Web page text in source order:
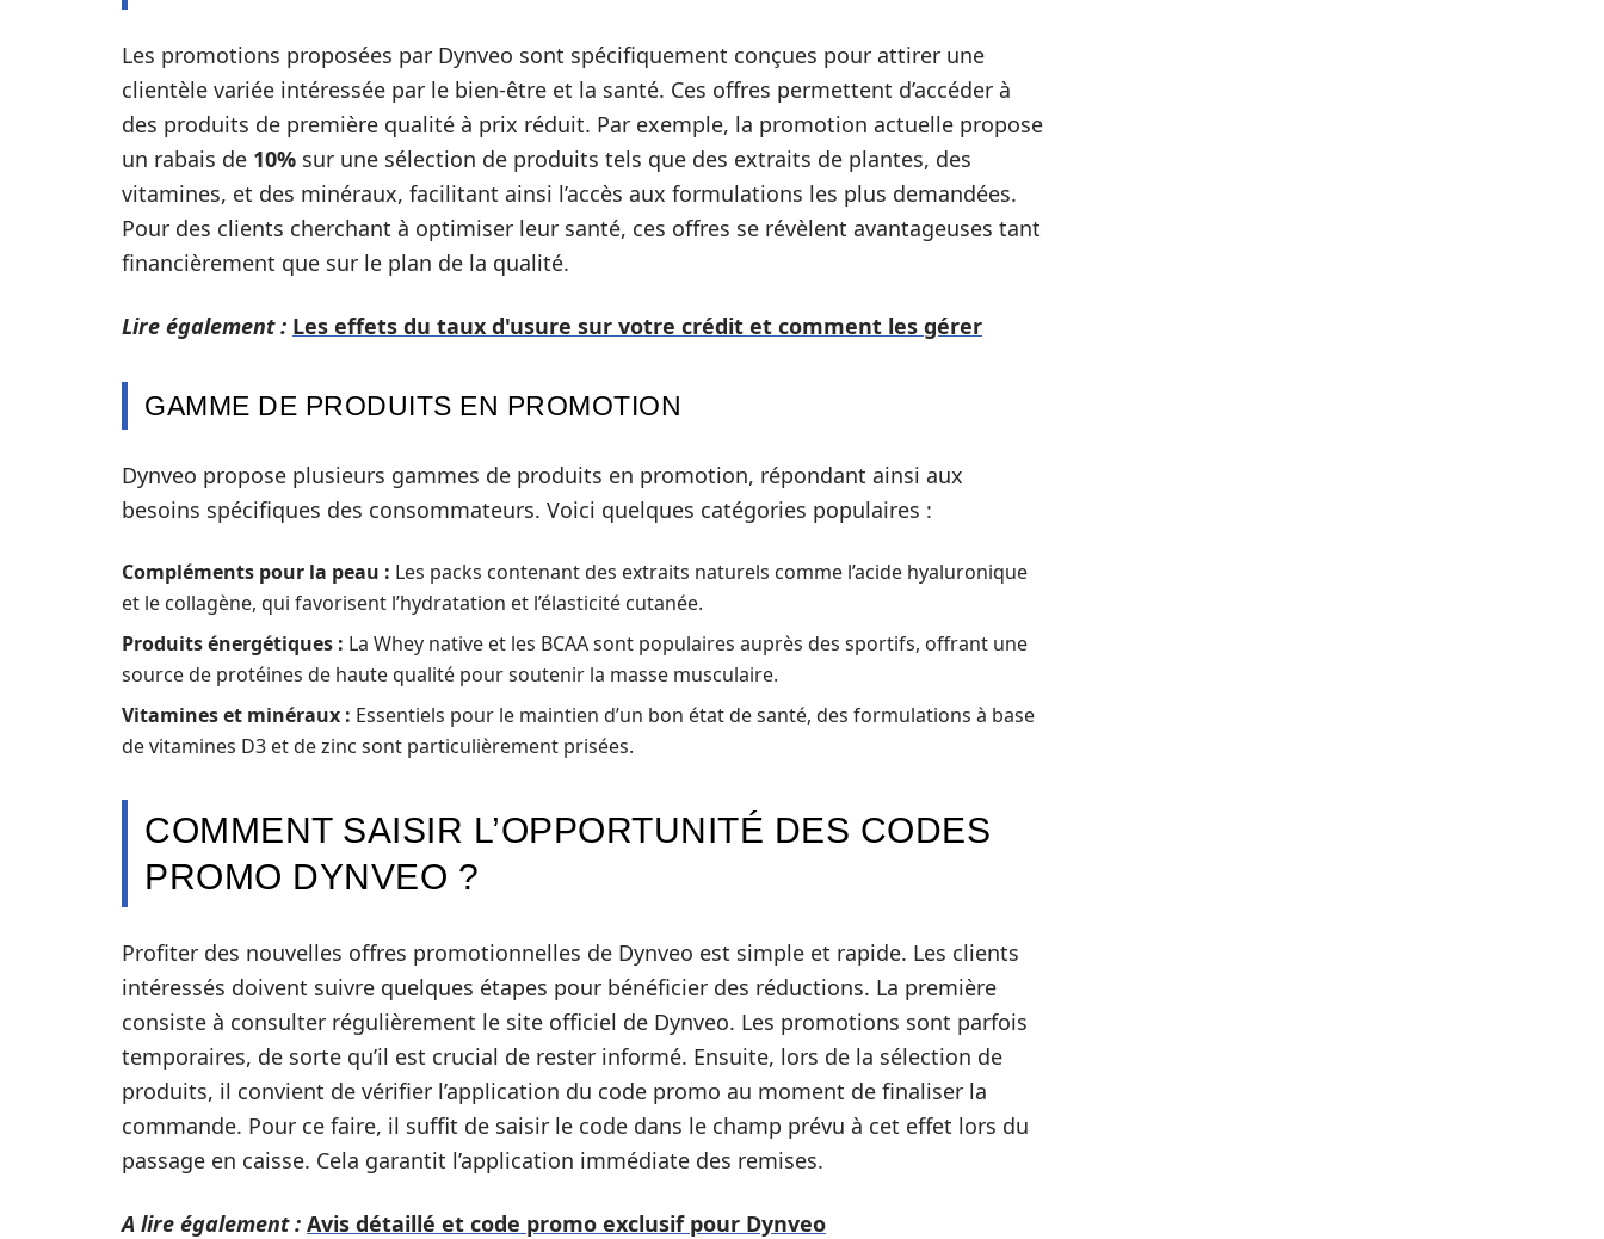
Les promotions proposées par Dynveo sont spécifiquement conçues pour attirer une
clientèle variée intéressée par le bien-être et la santé. Ces offres permettent d’accéder à
des produits de première qualité à prix réduit. Par exemple, la promotion actuelle propose
un rabais de 10% sur une sélection de produits tels que des extraits de plantes, des
vitamines, et des minéraux, facilitant ainsi l’accès aux formulations les plus demandées.
Pour des clients cherchant à optimiser leur santé, ces offres se révèlent avantageuses tant
financièrement que sur le plan de la qualité.
Lire également : Les effets du taux d'usure sur votre crédit et comment les gérer
GAMME DE PRODUITS EN PROMOTION
Dynveo propose plusieurs gammes de produits en promotion, répondant ainsi aux
besoins spécifiques des consommateurs. Voici quelques catégories populaires :
Compléments pour la peau : Les packs contenant des extraits naturels comme l’acide hyaluronique
et le collagène, qui favorisent l’hydratation et l’élasticité cutanée.
Produits énergétiques : La Whey native et les BCAA sont populaires auprès des sportifs, offrant une
source de protéines de haute qualité pour soutenir la masse musculaire.
Vitamines et minéraux : Essentiels pour le maintien d’un bon état de santé, des formulations à base
de vitamines D3 et de zinc sont particulièrement prisées.
COMMENT SAISIR L’OPPORTUNITÉ DES CODES
PROMO DYNVEO ?
Profiter des nouvelles offres promotionnelles de Dynveo est simple et rapide. Les clients
intéressés doivent suivre quelques étapes pour bénéficier des réductions. La première
consiste à consulter régulièrement le site officiel de Dynveo. Les promotions sont parfois
temporaires, de sorte qu’il est crucial de rester informé. Ensuite, lors de la sélection de
produits, il convient de vérifier l’application du code promo au moment de finaliser la
commande. Pour ce faire, il suffit de saisir le code dans le champ prévu à cet effet lors du
passage en caisse. Cela garantit l’application immédiate des remises.
A lire également : Avis détaillé et code promo exclusif pour Dynveo